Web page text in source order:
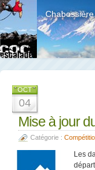
Les séances
Privée
La salle et le mur
OCT
04
Mise à jour
Catégorie :
Les